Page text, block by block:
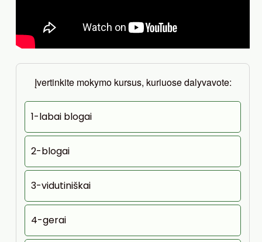
Įvertinkite mokymo kursus, kuriuose dalyvavote:
1-labai blogai
2-blogai
3-vidutiniškai
4-gerai